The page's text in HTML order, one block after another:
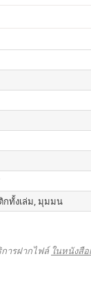
กทั้งเล่ม, มุมมน
การฝากไฟล์ ในหนังสื